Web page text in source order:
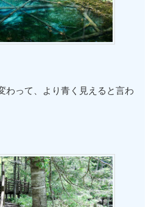
わって、より青く見えると言わ